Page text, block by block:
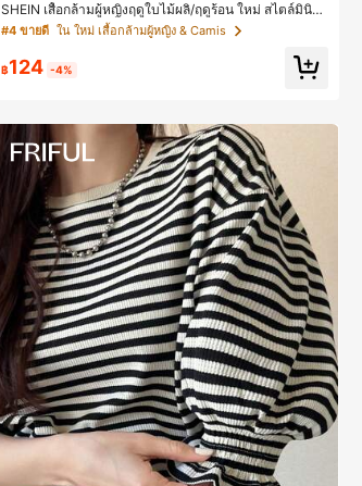
SHEIN เสื้อกล้ามผู้หญิงฤดูใบไม้ผลิ/ฤดูร้อน ใหม่ สไตล์มินิม
อลลำลองหรูหรา สีบล็อก ลายจุด คอวี แพตช์เวิร์ก ชายระบา
ย แขนกุด ทรงเข้ารูป อเนกประสงค์, เสื้อผู้หญิงฤดูใบไม้ผลิ/ฤ
ดูร้อน, เสื้อหรูหราผู้หญิง, เสื้อเที่ยวพักผ่อนผู้หญิง
#4 ขายดี ใน ใหม่ เสื้อกล้ามผู้หญิง & Camis
฿124 -4%